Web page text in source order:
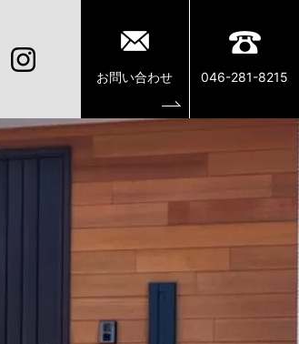
お問い合わせ 046-281-8215